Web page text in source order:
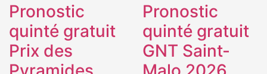
Pronostic
quinté gratuit
Prix des
Pronostic
quinté gratuit
GNT Saint-